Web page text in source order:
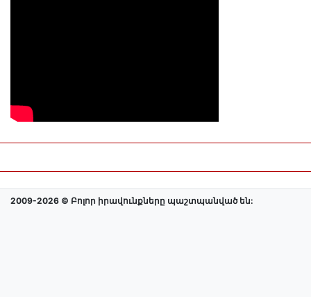
2009-2026 © Բոլոր իրավունքները պաշտպանված են: